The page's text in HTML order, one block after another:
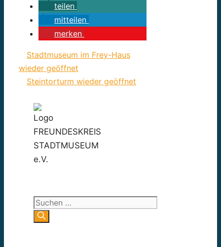
teilen
mitteilen
merken
Stadtmuseum im Frey-Haus
wieder geöffnet
Steintorturm wieder geöffnet
Suchen
nach: